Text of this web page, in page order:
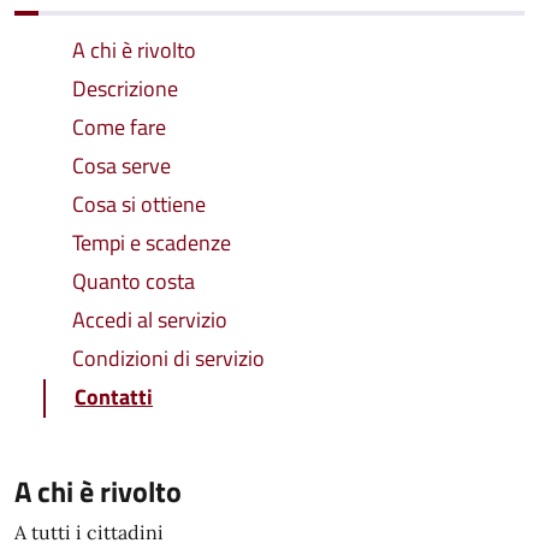
A chi è rivolto
Descrizione
Come fare
Cosa serve
Cosa si ottiene
Tempi e scadenze
Quanto costa
Accedi al servizio
Condizioni di servizio
Contatti
A chi è rivolto
A tutti i cittadini